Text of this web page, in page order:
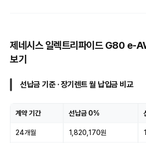
제네시스 일렉트리파이드 G80 e-
보기
선납금 기준 · 장기렌트 월 납입금 비교
계약 기간 선납금 0%
24개월 1,820,170원